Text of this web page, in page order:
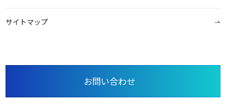
サイトマップ
お問い合わせ